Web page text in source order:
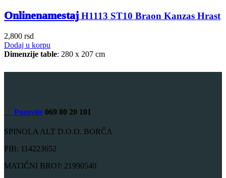
Onlinenamestaj H1113 ST10 Braon Kanzas Hrast
2,800 rsd
Dodaj u korpu
Dimenzije table: 280 x 207 cm
Pozovite 069 80 20 101
SPINOLA ALT D.O.O. BORČA
PIB: 114223652
MATIČNI BROJ: 21990540